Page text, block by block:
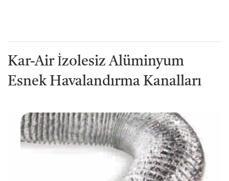
Kar-Air İzolesiz Alüminyum
Esnek Havalandırma Kanalları